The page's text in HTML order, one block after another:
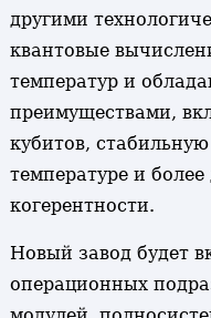
другими
квантовые
температур и
преимуществами,
кубитов,
температуре и
когерентности.
Новый завод будет
операционных